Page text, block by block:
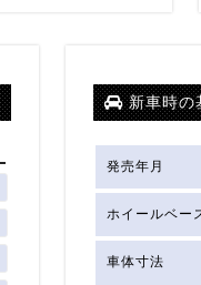
新車時の
発売年月
ホイールベー
車体寸法